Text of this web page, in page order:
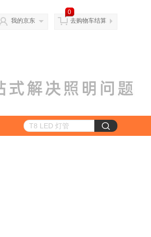
我的京东
0
去购物车结算